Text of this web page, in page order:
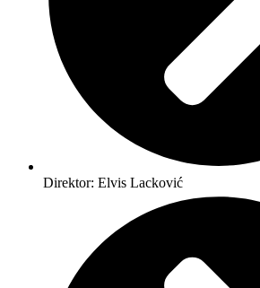
Direktor: Elvis Lacković